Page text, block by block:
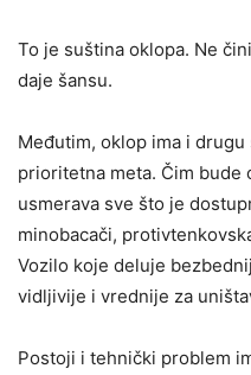
To je suština oklopa. Ne
daje šansu.
Međutim, oklop ima i
prioritetna meta. Čim bude
usmerava sve što je
minobacači,
Vozilo koje deluje
vidljivije i vrednije za
Postoji i tehnički problem